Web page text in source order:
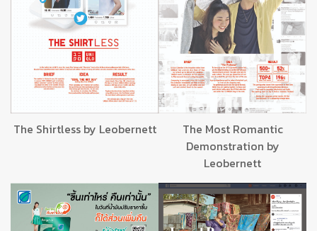
The Shirtless by Leobernett
The Most Romantic
Demonstration by
Leobernett